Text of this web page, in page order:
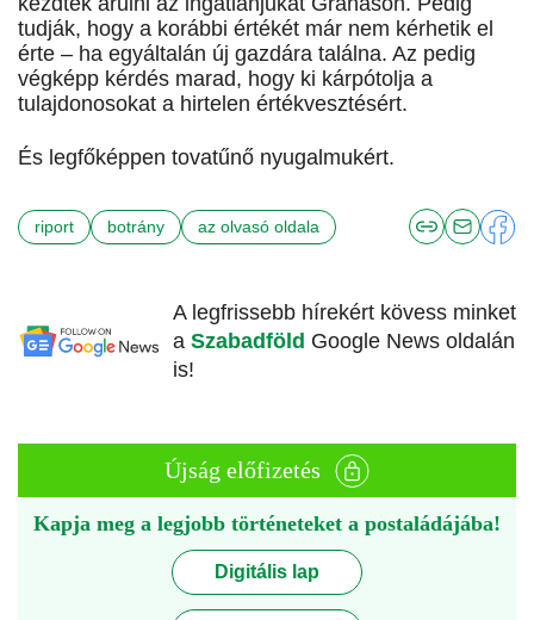
tudják, hogy a korábbi értékét már nem kérhetik el
érte – ha egyáltalán új gazdára találna. Az pedig
végképp kérdés marad, hogy ki kárpótolja a
tulajdonosokat a hirtelen értékvesztésért.
És legfőképpen tovatűnő nyugalmukért.
riport botrány az olvasó oldala
A legfrissebb hírekért kövess minket
a Szabadföld Google News oldalán
is!
Újság előfizetés
Kapja meg a legjobb történeteket a postaládájába!
Digitális lap